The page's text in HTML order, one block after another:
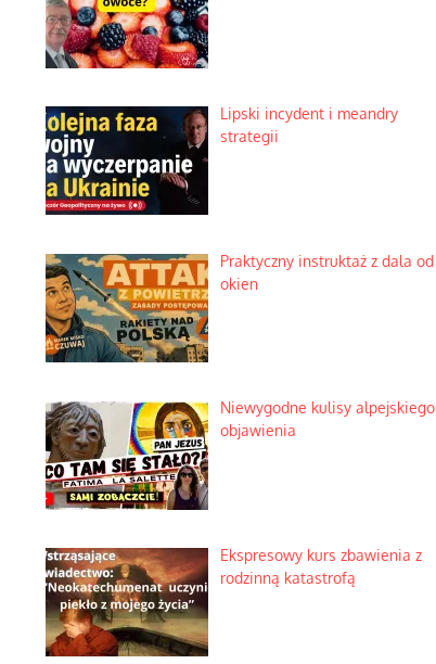
Lipski incydent i meandry
strategii
Praktyczny instruktaż z dala od
okien
Niewygodne kulisy alpejskiego
objawienia
Ekspresowy kurs zbawienia z
rodzinną katastrofą